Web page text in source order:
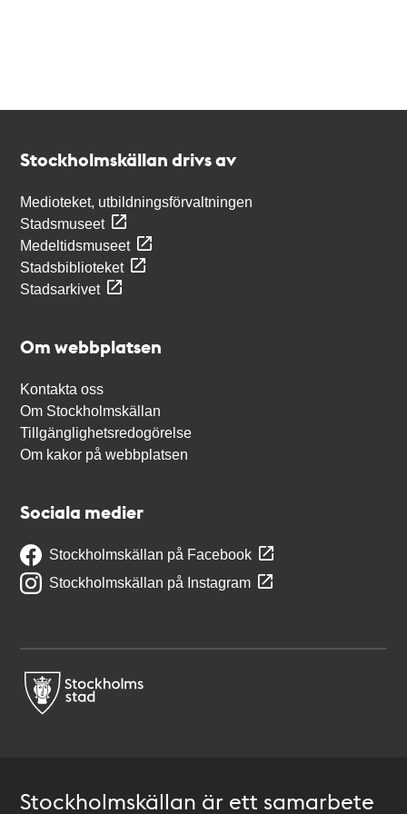
Stockholmskällan drivs av
Medioteket, utbildningsförvaltningen
Stadsmuseet
Medeltidsmuseet
Stadsbiblioteket
Stadsarkivet
Om webbplatsen
Kontakta oss
Om Stockholmskällan
Tillgänglighetsredogörelse
Om kakor på webbplatsen
Sociala medier
Stockholmskällan på Facebook
Stockholmskällan på Instagram
Stockholmskällan är ett samarbete